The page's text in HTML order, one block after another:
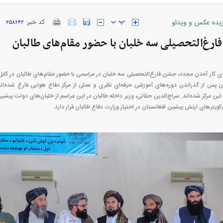
عکس و ویدئو کد خبر:۲۵۸۶۴۲
سه خلبان با حضور مقام‌های طالبان
کار آمدن مجدد، جشن فارغ‌التحصیلی سه خلبان در مراسمی با حضور مقام‌های طالبان در
این مرکز شده‌اند. سراج‌الدین حقانی، وزیر داخله طالبان در این مراسم از خلبان‌های دولت
ارتش پیشین افغانستان در اختیار وزارت دفاع طالبان قرار دارد.
+ جدول قیمت خودرو‌های ایران خودرو + جدول قیمت خودرو‌های
مسکن؛ فنر
کارنامه مردود محسن پاک‌ نژاد؛ از افت شدید